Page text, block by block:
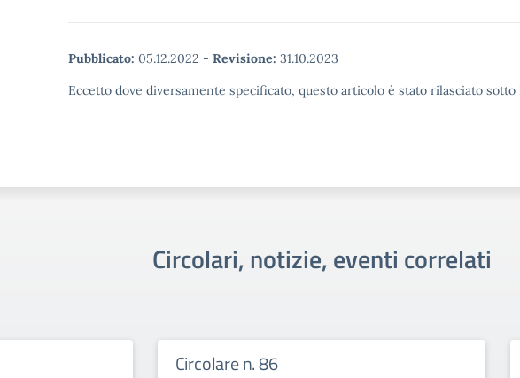
Pubblicato: 05.12.2022 - Revisione: 31.10.2023
Eccetto dove diversamente specificato, questo articolo è stato rilasciato
Circolari, notizie, eventi correlati
Circolare n. 86